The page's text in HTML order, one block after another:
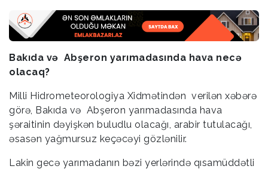
Bakıda və Abşeron yarımadasında hava necə
olacaq?
Milli Hidrometeorologiya Xidmətindən verilən xəbərə
görə, Bakıda və Abşeron yarımadasında hava
şəraitinin dəyişkən buludlu olacağı, arabir tutulacağı,
əsasən yağmursuz keçəcəyi gözlənilir.
Lakin gecə yarımadanın bəzi yerlərində qısamüddətli